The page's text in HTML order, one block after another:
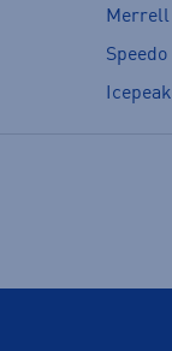
Merrell
Speedo
Icepeak